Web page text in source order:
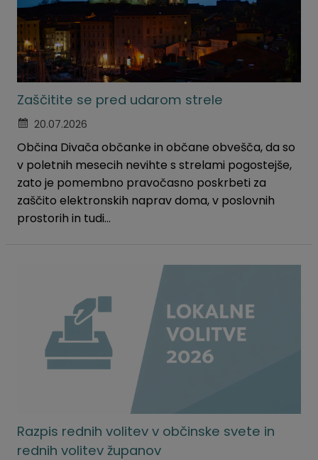
Zaščitite se pred udarom strele
20.07.2026
Občina Divača občanke in občane obvešča, da so
v poletnih mesecih nevihte s strelami pogostejše,
zato je pomembno pravočasno poskrbeti za
zaščito elektronskih naprav doma, v poslovnih
prostorih in tudi...
Razpis rednih volitev v občinske svete in
rednih volitev županov